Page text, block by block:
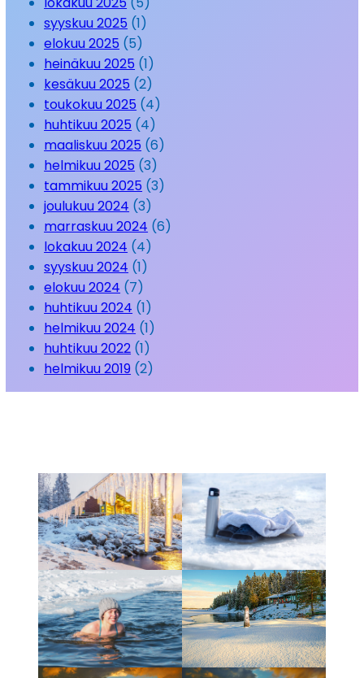
syyskuu 2025 (1)
elokuu 2025 (5)
heinäkuu 2025 (1)
kesäkuu 2025 (2)
toukokuu 2025 (4)
huhtikuu 2025 (4)
maaliskuu 2025 (6)
helmikuu 2025 (3)
tammikuu 2025 (3)
joulukuu 2024 (3)
marraskuu 2024 (6)
lokakuu 2024 (4)
syyskuu 2024 (1)
elokuu 2024 (7)
huhtikuu 2024 (1)
helmikuu 2024 (1)
huhtikuu 2022 (1)
helmikuu 2019 (2)